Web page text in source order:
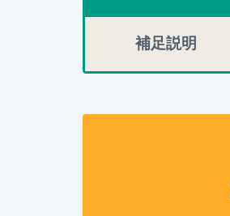
補足説明